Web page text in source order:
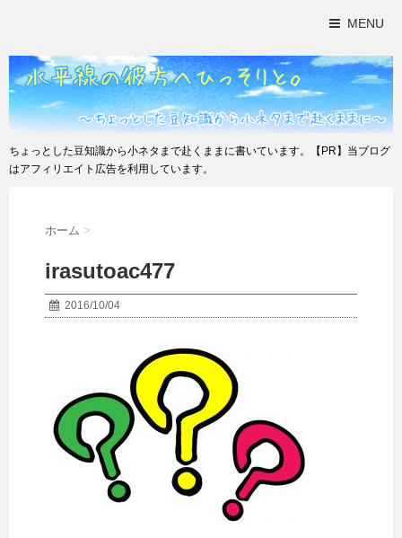
MENU
ちょっとした豆知識から小ネタまで赴くままに書いています。【PR】当ブログ
はアフィリエイト広告を利用しています。
ホーム >
irasutoac477
2016/10/04